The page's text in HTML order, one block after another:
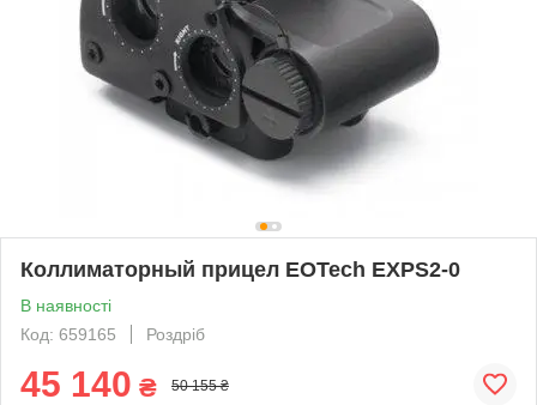
Коллиматорный прицел EOTech EXPS2-0
В наявності
Код: 659165
Роздріб
45 140 ₴ 50 155 ₴